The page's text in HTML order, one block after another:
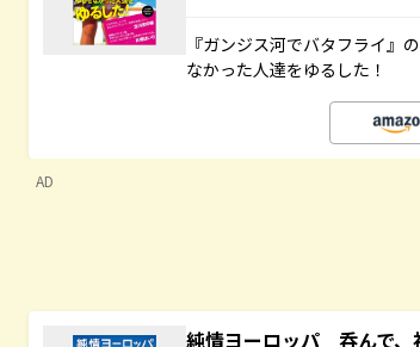
『ガンジス河でバタフライ』
なかった人達をゆるした！
AD
純情ヨーロッパ 呑んで、